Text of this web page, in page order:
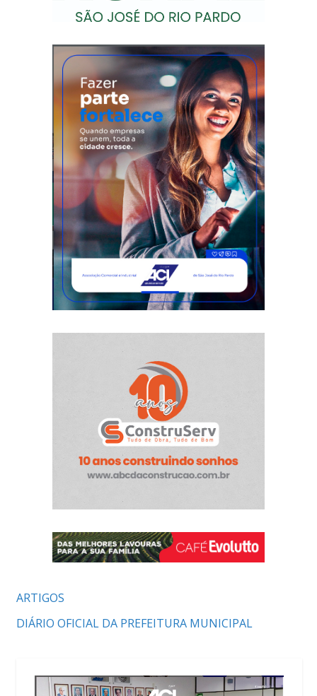
ARTIGOS
DIÁRIO OFICIAL DA PREFEITURA MUNICIPAL